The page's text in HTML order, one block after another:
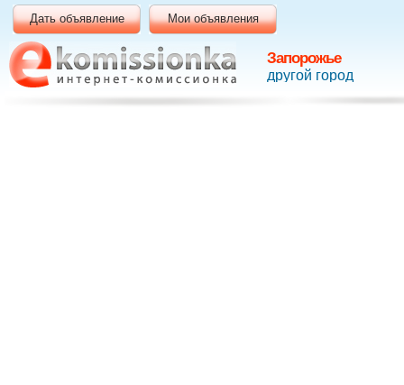
Запорожье
другой город
Дать объявление Мои объявления